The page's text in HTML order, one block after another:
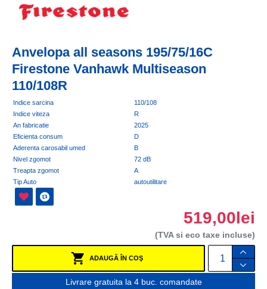
Anvelopa all seasons 195/75/16C
Firestone Vanhawk Multiseason
110/108R
Indice sarcina
110/108
Indice viteza
R
An fabricatie
2025
Eficienta consum
D
Aderenta carosabil umed
B
Nivel zgomot
72 dB
Treapta zgomot
A
Tip Auto
autoutilitare
519,00lei
(TVA si eco taxe incluse)
ADAUGĂ ÎN COŞ
Livrare gratuita la 4 buc. comandate